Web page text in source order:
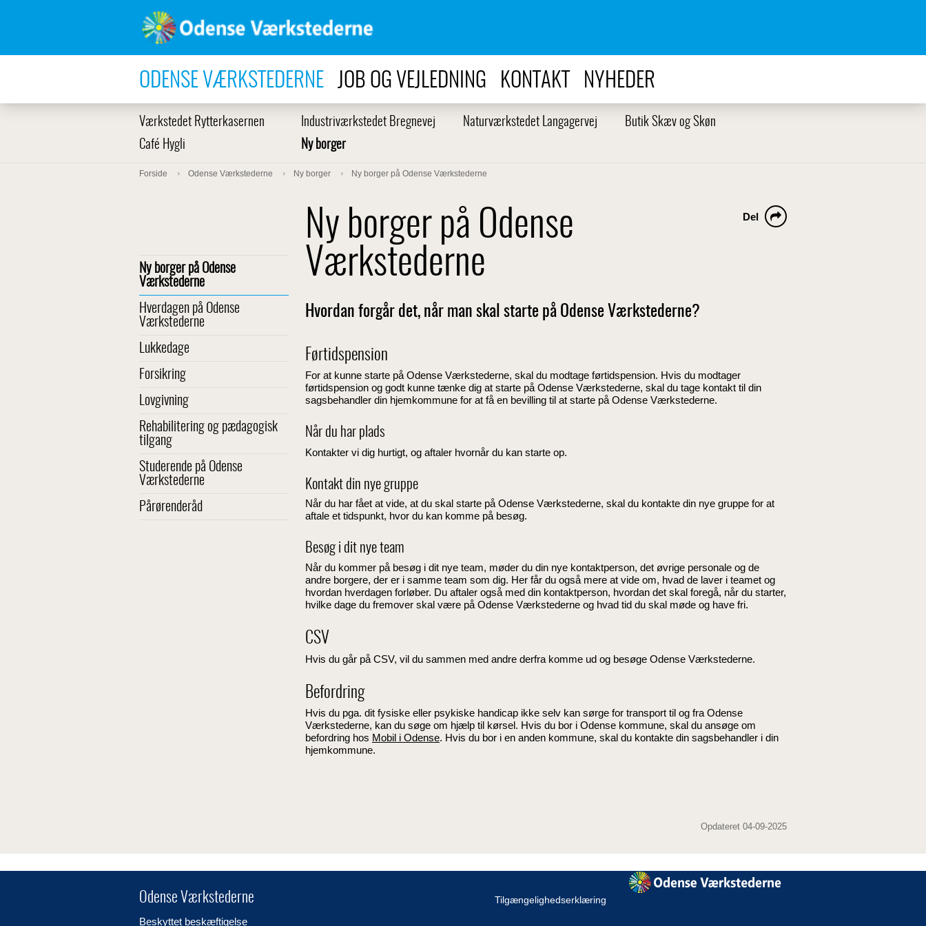
ODENSE VÆRKSTEDERNE JOB OG VEJLEDNING KONTAKT NYHEDER
Værkstedet Rytterkasernen Industriværkstedet Bregnevej Naturværkstedet Langagervej
Butik Skæv og Skøn
Café Hygli
Ny borger
Forside Odense Værkstederne Ny borger Ny borger på Odense Værkstederne
Ny borger på Odense
Værkstederne
Hverdagen på Odense
Værkstederne
Lukkedage
Forsikring
Lovgivning
Rehabilitering og pædagogisk
tilgang
Studerende på Odense
Værkstederne
Pårørenderåd
Ny borger på Odense
Værkstederne
Del
Hvordan forgår det, når man skal starte på Odense Værkstederne?
Førtidspension
For at kunne starte på Odense Værkstederne, skal du modtage førtidspension. Hvis du modtager
førtidspension og godt kunne tænke dig at starte på Odense Værkstederne, skal du tage kontakt til din
sagsbehandler din hjemkommune for at få en bevilling til at starte på Odense Værkstederne.
Når du har plads
Kontakter vi dig hurtigt, og aftaler hvornår du kan starte op.
Kontakt din nye gruppe
Når du har fået at vide, at du skal starte på Odense Værkstederne, skal du kontakte din nye gruppe for at
aftale et tidspunkt, hvor du kan komme på besøg.
Besøg i dit nye team
Når du kommer på besøg i dit nye team, møder du din nye kontaktperson, det øvrige personale og de
andre borgere, der er i samme team som dig. Her får du også mere at vide om, hvad de laver i teamet og
hvordan hverdagen forløber. Du aftaler også med din kontaktperson, hvordan det skal foregå, når du starter,
hvilke dage du fremover skal være på Odense Værkstederne og hvad tid du skal møde og have fri.
CSV
Hvis du går på CSV, vil du sammen med andre derfra komme ud og besøge Odense Værkstederne.
Befordring
Hvis du pga. dit fysiske eller psykiske handicap ikke selv kan sørge for transport til og fra Odense
Værkstederne, kan du søge om hjælp til kørsel. Hvis du bor i Odense kommune, skal du ansøge om
befordring hos Mobil i Odense. Hvis du bor i en anden kommune, skal du kontakte din sagsbehandler i din
hjemkommune.
Opdateret 04-09-2025
Odense Værkstederne
Beskyttet beskæftigelse
Tilgængelighedserklæring